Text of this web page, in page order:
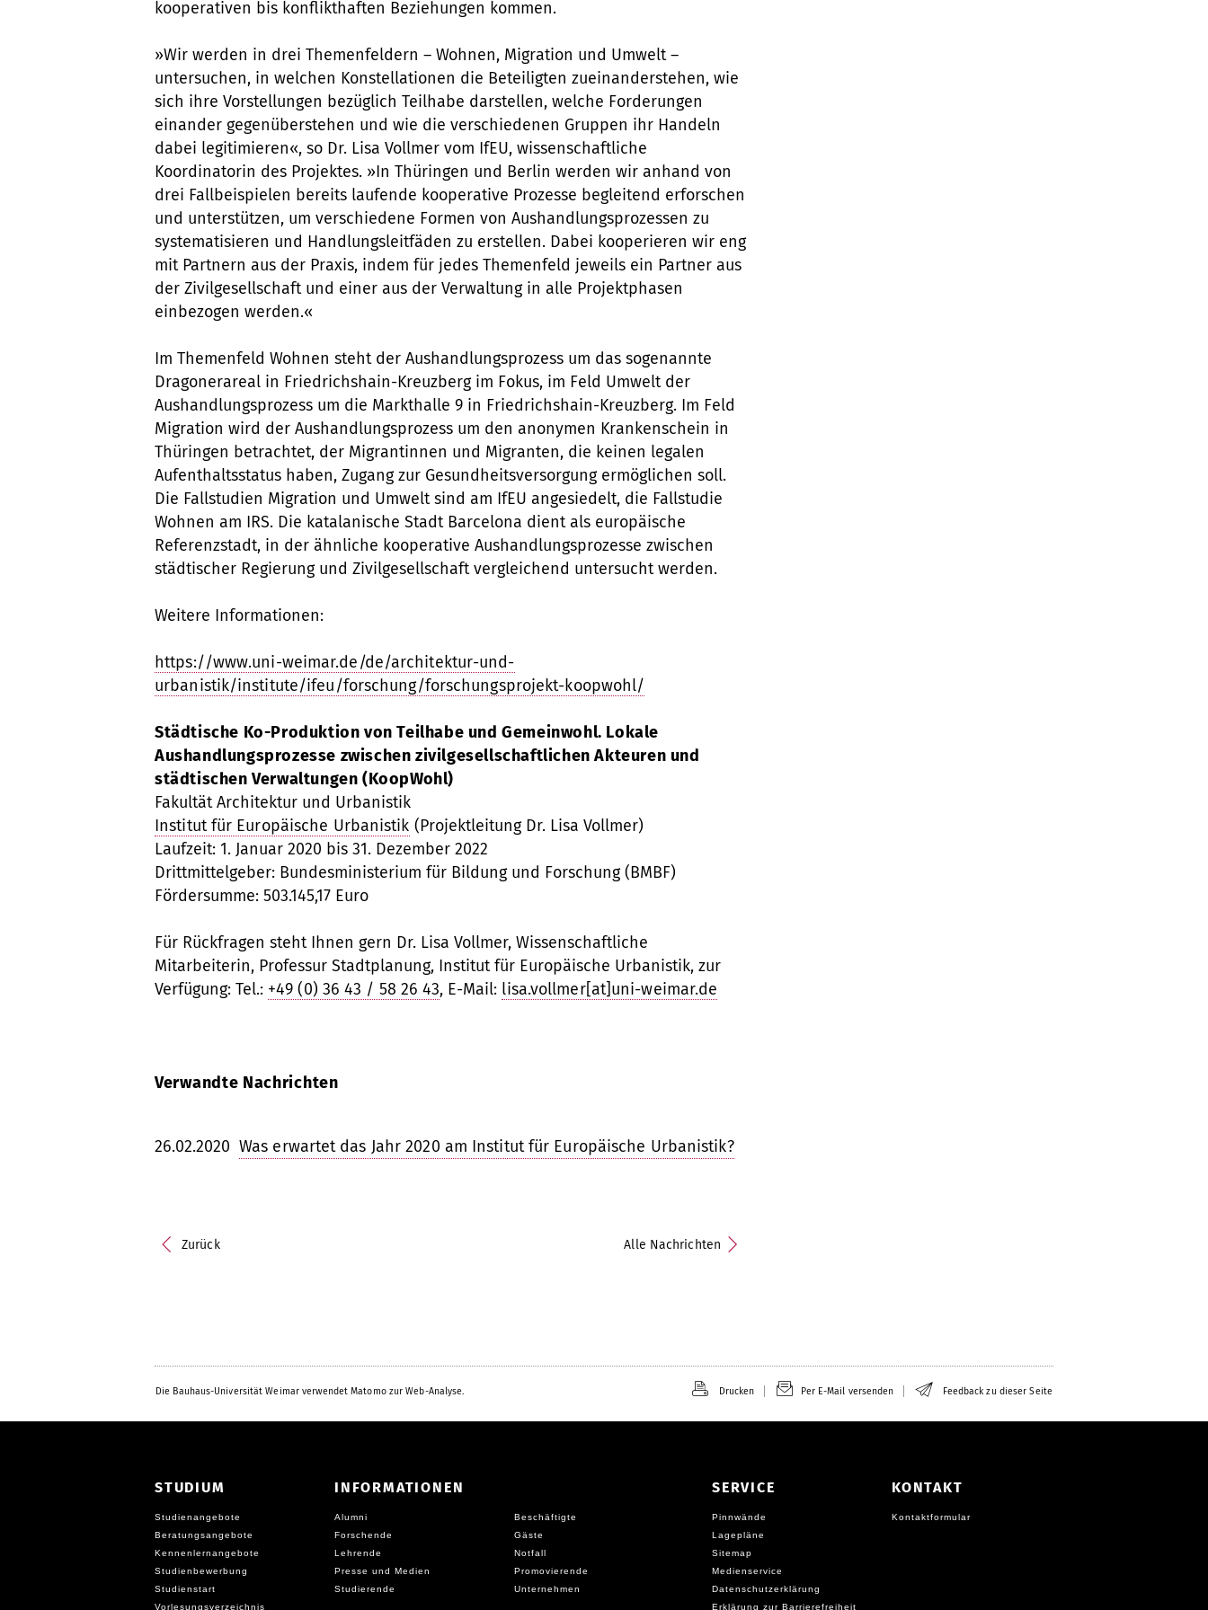
kooperativen bis konflikthaften Beziehungen kommen.
»Wir werden in drei Themenfeldern – Wohnen, Migration und Umwelt –
untersuchen, in welchen Konstellationen die Beteiligten zueinanderstehen, wie
sich ihre Vorstellungen bezüglich Teilhabe darstellen, welche Forderungen
einander gegenüberstehen und wie die verschiedenen Gruppen ihr Handeln
dabei legitimieren«, so Dr. Lisa Vollmer vom IfEU, wissenschaftliche
Koordinatorin des Projektes. »In Thüringen und Berlin werden wir anhand von
drei Fallbeispielen bereits laufende kooperative Prozesse begleitend erforschen
und unterstützen, um verschiedene Formen von Aushandlungsprozessen zu
systematisieren und Handlungsleitfäden zu erstellen. Dabei kooperieren wir eng
mit Partnern aus der Praxis, indem für jedes Themenfeld jeweils ein Partner aus
der Zivilgesellschaft und einer aus der Verwaltung in alle Projektphasen
einbezogen werden.«
Im Themenfeld Wohnen steht der Aushandlungsprozess um das sogenannte
Dragonerareal in Friedrichshain-Kreuzberg im Fokus, im Feld Umwelt der
Aushandlungsprozess um die Markthalle 9 in Friedrichshain-Kreuzberg. Im Feld
Migration wird der Aushandlungsprozess um den anonymen Krankenschein in
Thüringen betrachtet, der Migrantinnen und Migranten, die keinen legalen
Aufenthaltsstatus haben, Zugang zur Gesundheitsversorgung ermöglichen soll.
Die Fallstudien Migration und Umwelt sind am IfEU angesiedelt, die Fallstudie
Wohnen am IRS. Die katalanische Stadt Barcelona dient als europäische
Referenzstadt, in der ähnliche kooperative Aushandlungsprozesse zwischen
städtischer Regierung und Zivilgesellschaft vergleichend untersucht werden.
Weitere Informationen:
https://www.uni-weimar.de/de/architektur-und-
urbanistik/institute/ifeu/forschung/forschungsprojekt-koopwohl/
Städtische Ko-Produktion von Teilhabe und Gemeinwohl. Lokale
Aushandlungsprozesse zwischen zivilgesellschaftlichen Akteuren und
städtischen Verwaltungen (KoopWohl)
Fakultät Architektur und Urbanistik
Institut für Europäische Urbanistik (Projektleitung Dr. Lisa Vollmer)
Laufzeit: 1. Januar 2020 bis 31. Dezember 2022
Drittmittelgeber: Bundesministerium für Bildung und Forschung (BMBF)
Fördersumme: 503.145,17 Euro
Für Rückfragen steht Ihnen gern Dr. Lisa Vollmer, Wissenschaftliche
Mitarbeiterin, Professur Stadtplanung, Institut für Europäische Urbanistik, zur
Verfügung: Tel.: +49 (0) 36 43 / 58 26 43, E-Mail: lisa.vollmer[at]uni-weimar.de
Verwandte Nachrichten
26.02.2020 Was erwartet das Jahr 2020 am Institut für Europäische Urbanistik?
Zurück Alle Nachrichten
Die Bauhaus-Universität Weimar verwendet Matomo zur Web-Analyse. Drucken Per E-Mail versenden Feedback zu dieser Seite
STUDIUM
Studienangebote
Beratungsangebote
Kennenlernangebote
Studienbewerbung
Studienstart
Vorlesungsverzeichnis
INFORMATIONEN
Alumni
Beschäftigte
Forschende
Gäste
Lehrende
Notfall
Presse und Medien
Promovierende
Studierende
Unternehmen
SERVICE
Pinnwände
Lagepläne
Sitemap
Medienservice
Datenschutzerklärung
Erklärung zur Barrierefreiheit
KONTAKT
Kontaktformular